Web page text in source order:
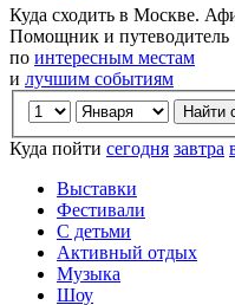
Куда сходить в Москве.
Помощник и путеводитель
по интересным местам
и лучшим событиям
Куда пойти сегодня завтра
Выставки
Фестивали
С детьми
Активный отдых
Музыка
Шоу